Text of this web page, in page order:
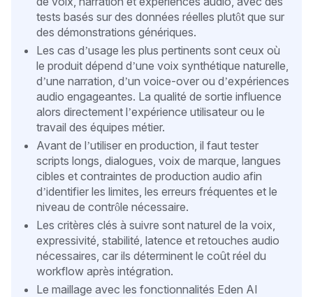
tests basés sur des données réelles plutôt que sur
des démonstrations génériques.
Les cas d’usage les plus pertinents sont ceux où
le produit dépend d’une voix synthétique naturelle,
d’une narration, d’un voice-over ou d’expériences
audio engageantes. La qualité de sortie influence
alors directement l’expérience utilisateur ou le
travail des équipes métier.
Avant de l’utiliser en production, il faut tester
scripts longs, dialogues, voix de marque, langues
cibles et contraintes de production audio afin
d’identifier les limites, les erreurs fréquentes et le
niveau de contrôle nécessaire.
Les critères clés à suivre sont naturel de la voix,
expressivité, stabilité, latence et retouches audio
nécessaires, car ils déterminent le coût réel du
workflow après intégration.
Le maillage avec les fonctionnalités Eden AI